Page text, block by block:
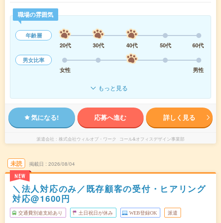
職場の雰囲気
年齢層
20代
30代 40代 50代
60代
男女比率
女性
男性
もっと見る
気になる! 応募へ進む 詳しく見る
派遣会社 株式会社ウィルオブ・ワーク コール&オフィスデザイン事業部
未読
NEW
掲載日 2026/08/04
＼法人対応のみ／既存顧客の受付・ヒアリング
対応@1600円
交通費別途支給あり 土日祝日が休み WEB登録OK 派遣